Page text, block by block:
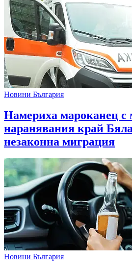
Новини България
Намериха мароканец с
наранявания край
незаконна миграция
Новини България